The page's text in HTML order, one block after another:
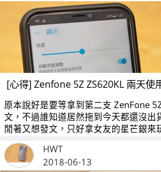
原本說好是要等拿到第二支 ZenFone
文，不過誰知道居然拖到今天都還沒出
閒著又想發文，只好拿女友的星芒銀來
能，就當作是分篇介紹吧！
HWT
2018-06-13